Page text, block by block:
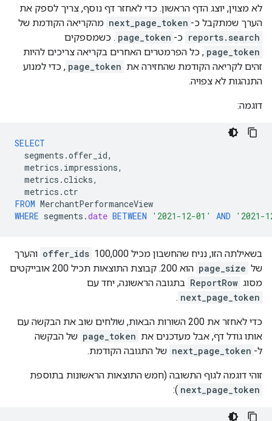
לא מצוין, יוצג הדף הראשון. כדי לאחזר דף נוסף, צריך לספק את
הערך שמתקבל כ- next_page_token מהקריאה הקודמת של
reports.search כ- page_token . כשמספקים
page_token , כל הפרמטרים האחרים בקריאה צריכים להיות
זהים לקריאה הקודמת שהחזירה את page_token , כדי למנוע
התנהגות לא צפויה.
דוגמה:
SELECT
segments .offer_id,
metrics . impressions,
metrics .clicks,
metrics .ctr
FROM MerchantPerformanceView
WHERE segments .date BETWEEN '2021-12-01' AND '2021-
בשאילתה הזו, נניח שהחשבון מכיל 100,000 offer_ids והערך
של page_size
הוא 200. קבוצת התוצאות תכיל 200 אובייקטים
מסוג ReportRow בתגובה הראשונה, יחד עם
next_page_token
.
כדי לאחזר את 200 השורות הבאות, שולחים שוב את הבקשה עם
אותו גודל דף, אבל מעדכנים את page_token של הבקשה
ל- next_page_token של התגובה הקודמת.
זוהי דוגמה לגוף התשובה (חמש התוצאות הראשונות בתוספת
next_page_token
):